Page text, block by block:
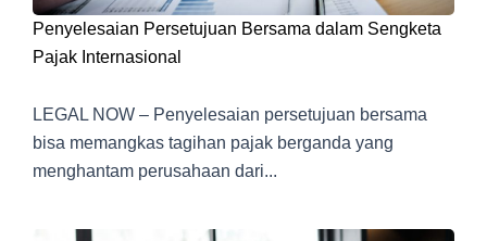
Penyelesaian Persetujuan Bersama dalam Sengketa
Pajak Internasional
LEGAL NOW – Penyelesaian persetujuan bersama
bisa memangkas tagihan pajak berganda yang
menghantam perusahaan dari...